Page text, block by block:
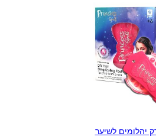
יהלומים לשיער